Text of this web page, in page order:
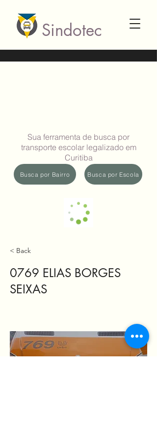
Sindotec
Sua ferramenta de busca por
transporte escolar legalizado em
Curitiba
Busca por Bairro Busca por Escola
< Back
0769 ELIAS BORGES
SEIXAS